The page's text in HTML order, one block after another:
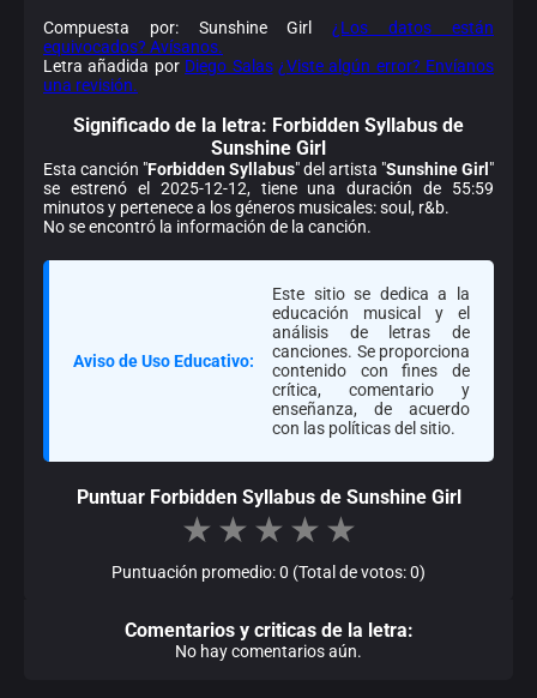
Compuesta por: Sunshine Girl¿Los datos están
equivocados? Avísanos.
Letra añadida por Diego Salas ¿Viste algún error? Envíanos
una revisión.
Significado de la letra: Forbidden Syllabus de
Sunshine Girl
Esta canción "Forbidden Syllabus" del artista "Sunshine Girl "
se estrenó el 2025-12-12, tiene una duración de 55:59
minutos y pertenece a los géneros musicales: soul, r&b.
No se encontró la información de la canción.
Aviso de Uso Educativo:
Este sitio se dedica a la
educación musical y el
análisis de letras de
canciones. Se proporciona
contenido con fines de
crítica, comentario y
enseñanza, de acuerdo
con las políticas del sitio.
Puntuar Forbidden Syllabus de Sunshine Girl
★ ★ ★ ★ ★
Puntuación promedio: 0 (Total de votos: 0)
Comentarios y criticas de la letra:
No hay comentarios aún.